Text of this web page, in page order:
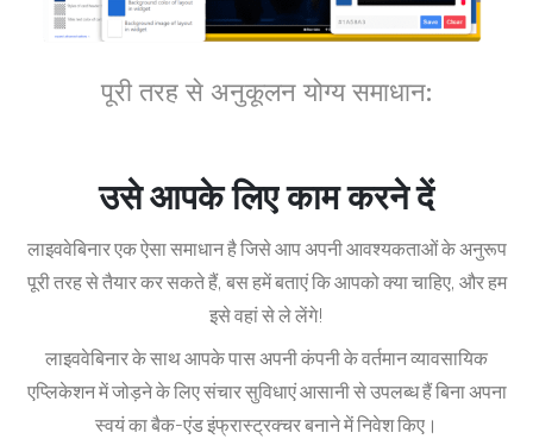
पूरी तरह से अनुकूलन योग्य समाधान:
उसे आपके लिए काम करने दें
लाइववेबिनार एक ऐसा समाधान है जिसेआप अपनी आवश्यकताओं के अनुरूप
पूरी तरह से तैयार कर सकते हैं, बस हमें बताएं कि आपको क्या चाहिए, और हम
इसे वहां से ले लेंगे!
लाइववेबिनार के साथ आपके पास अपनी कंपनी के वर्तमान व्यावसायिक
एप्लिकेशन में जोड़ने के लिए संचार सुविधाएं आसानी से उपलब्ध हैंबिना अपना
स्वयं का बैक-एंड इंफ्रास्ट्रक्चर बनाने में निवेश किए।